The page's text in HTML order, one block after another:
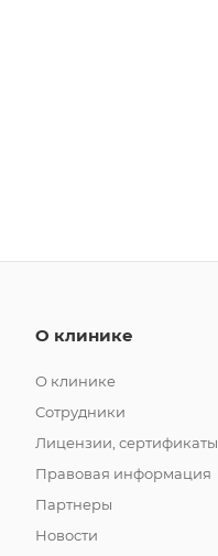
О клинике
О клинике
Сотрудники
Лицензии, сертификаты
Правовая информация
Партнеры
Новости